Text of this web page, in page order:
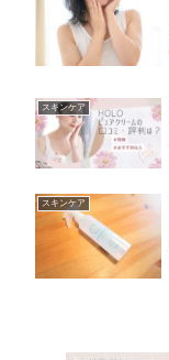
スキンケア
スキンケア